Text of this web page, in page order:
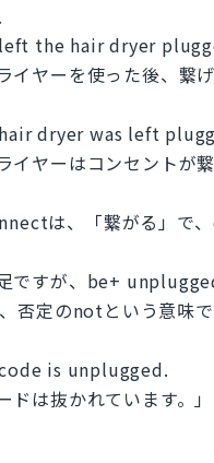
the hair dryer
イヤーを使った後、繋
dryer was left
イヤーはコンセントが
は、「繋がる」で、
ですが、be+
否定のnotという意味で
is unplugged.
ドは抜かれています。」